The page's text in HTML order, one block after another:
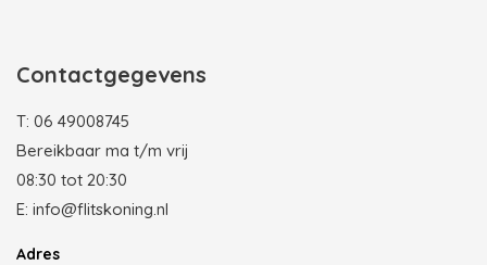
Contactgegevens
T: 06 49008745
Bereikbaar ma t/m vrij
08:30 tot 20:30
E: info@flitskoning.nl
Adres